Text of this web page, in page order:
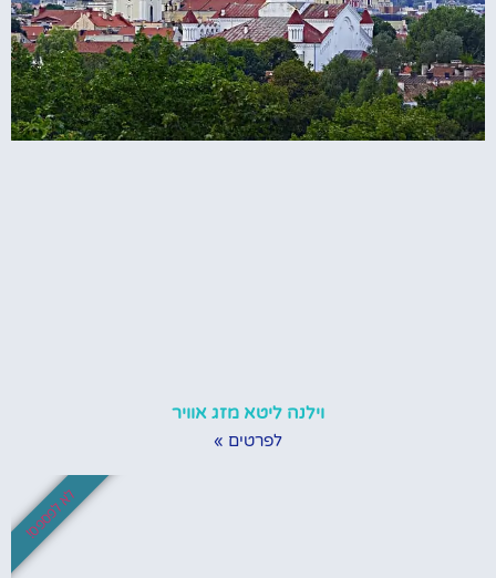
וילנה ליטא מזג אוויר
לפרטים »
לא לפספס!